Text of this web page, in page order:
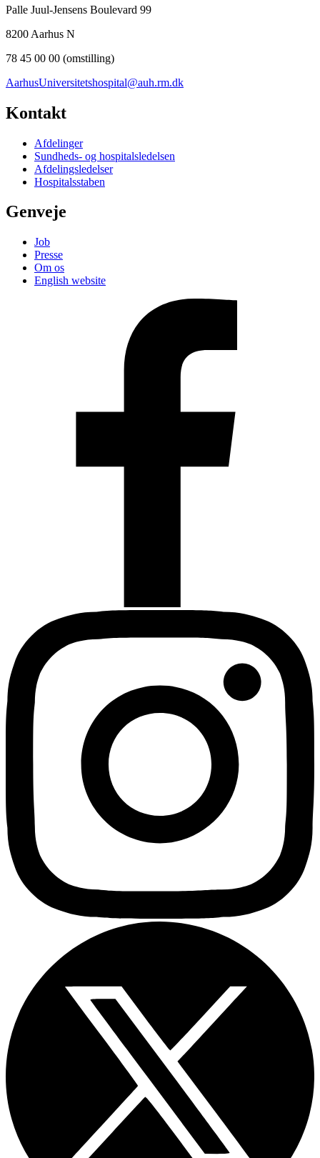
Palle Juul-Jensens Boulevard 99
8200 Aarhus N
78 45 00 00 (omstilling)
AarhusUniversitetshospital@auh.rm.dk
Kontakt
Afdelinger
Sundheds- og hospitalsledelsen
Afdelingsledelser
Hospitalsstaben
Genveje
Job
Presse
Om os
English website